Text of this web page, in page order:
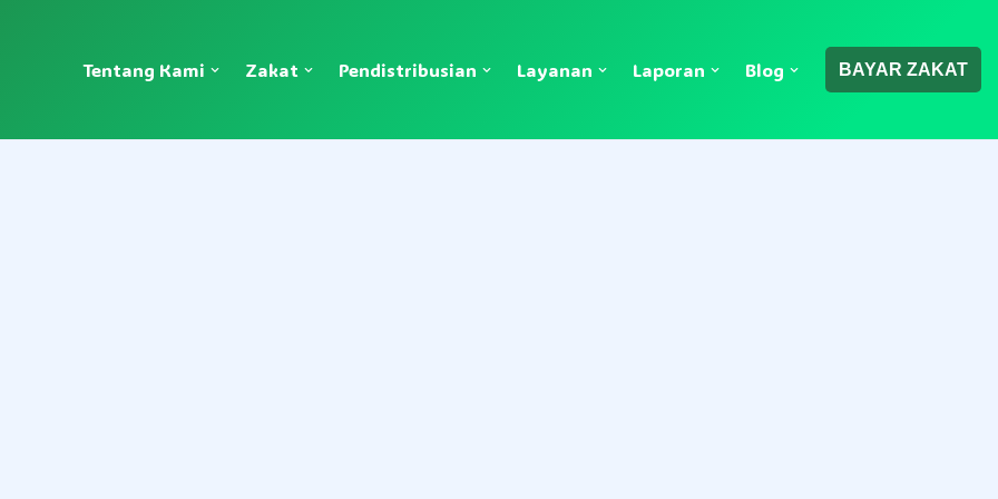
Tentang Kami Zakat Pendistribusian Layanan Laporan Blog BAYAR ZAKAT